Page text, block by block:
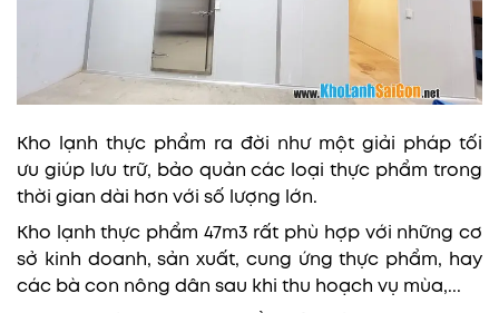
Kho lạnh thực phẩm ra đời như một giải pháp tối
ưu giúp lưu trữ, bảo quản các loại thực phẩm trong
thời gian dài hơn với số lượng lớn.
Kho lạnh thực phẩm 47m3 rất phù hợp với những cơ
sở kinh doanh, sản xuất, cung ứng thực phẩm, hay
các bà con nông dân sau khi thu hoạch vụ mùa,...